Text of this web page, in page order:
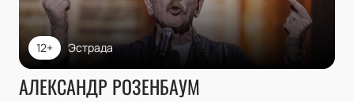
Эстрада
12+
АЛЕКСАНДР РОЗЕНБАУМ